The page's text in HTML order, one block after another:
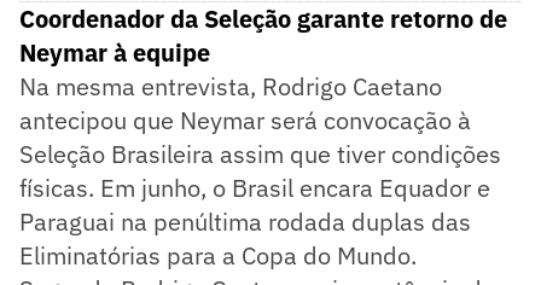
Coordenador da Seleção garante retorno de
Neymar à equipe
Na mesma entrevista, Rodrigo Caetano
antecipou que Neymar será convocação à
Seleção Brasileira assim que tiver condições
físicas. Em junho, o Brasil encara Equador e
Paraguai na penúltima rodada duplas das
Eliminatórias para a Copa do Mundo.